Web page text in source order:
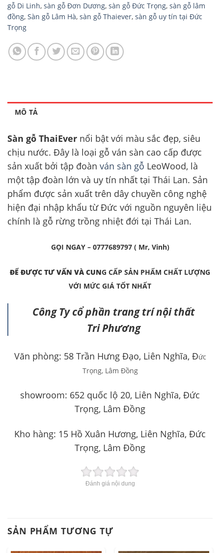
gỗ Di Linh, sàn gỗ Đơn Dương, sàn gỗ Đức Trọng, sàn gỗ lâm
đồng, Sàn gỗ Lâm Hà, sàn gỗ Thaiever, sàn gỗ uy tín tại Đức
Trọng
MÔ TẢ
Sàn gỗ ThaiEver nổi bật với màu sắc đẹp, siêu
chịu nước. Đây là loại gỗ ván sàn cao cấp được
sản xuất bởi tập đoàn ván sàn gỗ LeoWood, là
một tập đoàn lớn và uy tín nhất tại Thái Lan. Sản
phẩm được sản xuất trên dây chuyền công nghệ
hiện đại nhập khẩu từ Đức với nguồn nguyên liệu
chính là gỗ rừng trồng nhiệt đới tại Thái Lan.
GỌI NGAY – 0777689797 ( Mr, Vinh)
ĐỂ ĐƯỢC TƯ VẤN VÀ CUNG CẤP SẢN PHẨM CHẤT LƯỢNG
VỚI MỨC GIÁ TỐT NHẤT
Công Ty cổ phần trang trí nội thất
Tri Phương
Văn phòng: 58 Trần Hưng Đạo, Liên Nghĩa, Đức
Trọng, Lâm Đồng
showroom: 652 quốc lộ 20, Liên Nghĩa, Đức
Trọng, Lâm Đồng
Kho hàng: 15 Hồ Xuân Hương, Liên Nghĩa, Đức
Trọng, Lâm Đồng
Đánh giá nội dung
SẢN PHẨM TƯƠNG TỰ